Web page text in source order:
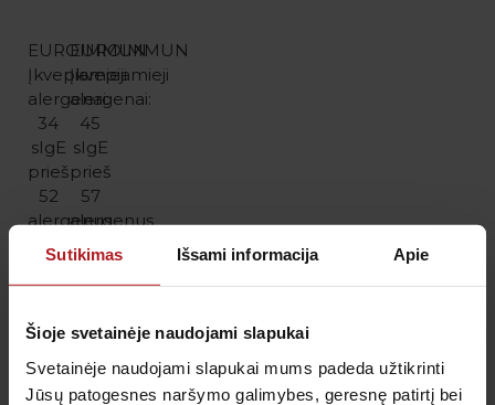
Sutikimas Išsami informacija Apie
Šioje svetainėje naudojami slapukai
Svetainėje naudojami slapukai mums padeda užtikrinti
Jūsų patogesnes naršymo galimybes, geresnę patirtį bei
EUROIMMUN
Įkvepiamieji
alergenai:
34
sIgE
prieš
52
alergenus
(I4)
78.00€
Plačiau
EUROIMMUN
Įkvepiamieji
alergenai:
45
sIgE
prieš
57
alergenus
(PI +
Plačiau